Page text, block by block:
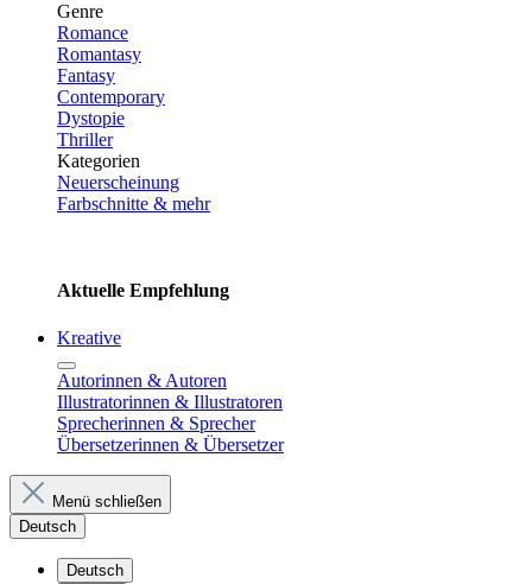
Genre
Romance
Romantasy
Fantasy
Contemporary
Dystopie
Thriller
Kategorien
Neuerscheinung
Farbschnitte & mehr
Aktuelle Empfehlung
Kreative
Autorinnen & Autoren
Illustratorinnen & Illustratoren
Sprecherinnen & Sprecher
Übersetzerinnen & Übersetzer
Menü schließen
Deutsch
Deutsch